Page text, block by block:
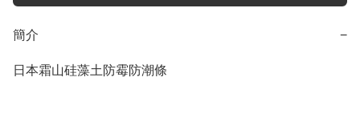
簡介 −
日本霜山硅藻土防霉防潮條